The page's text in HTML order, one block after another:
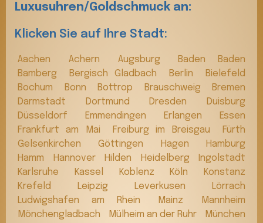
Luxusuhren/Goldschmuck an:
Klicken Sie auf Ihre Stadt:
Aachen Achern Augsburg
Baden Baden
Bamberg
Bergisch Gladbach Berlin
Bielefeld
Bochum
Bonn Bottrop Brauschweig
Bremen
Darmstadt
Dortmund Dresden
Duisburg
Düsseldorf
Emmendingen Erlangen
Essen
Frankfurt am Mai
Freiburg im Breisgau
Fürth
Gelsenkirchen
Göttingen Hagen
Hamburg
Hamm
Hannover Hilden Heidelberg
Ingolstadt
Karlsruhe
Kassel Koblenz Köln
Konstanz
Krefeld
Leipzig Leverkusen
Lörrach
Ludwigshafen am Rhein
Mainz
Mannheim
Mönchengladbach
Mülheim an der Ruhr
München